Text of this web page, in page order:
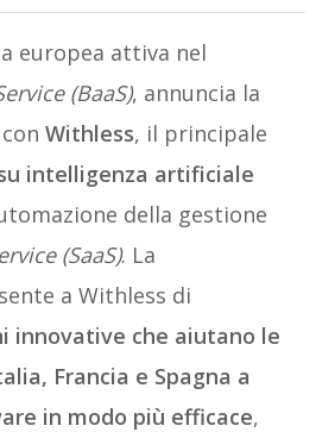
europea attiva nel
(BaaS), annuncia la
conWithless, il principale
intelligenza artificiale
della gestione
(SaaS). La
a Withless di
innovative che aiutano le
Francia e Spagna a
in modo più efficace,